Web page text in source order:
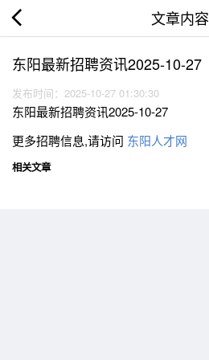
文章内容
东阳最新招聘资讯2025-10-27
发布时间：2025-10-27 01:30:30
东阳最新招聘资讯2025-10-27
更多招聘信息,请访问 东阳人才网
相关文章